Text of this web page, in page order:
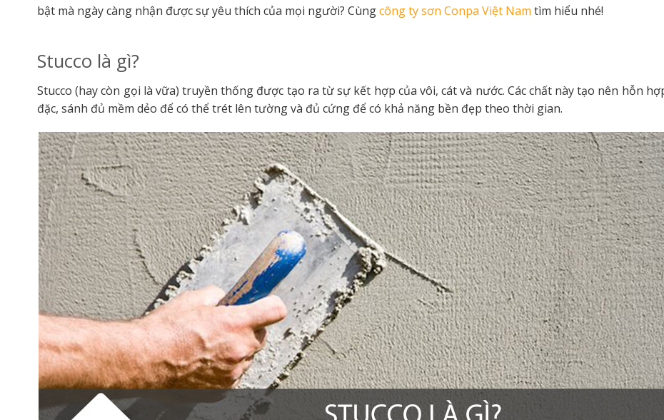
bật mà ngày càng nhận được sự yêu thích của mọi người? Cùngcông ty sơn Conpa Việt Nam tìm hiểu nhé!
Stucco là gì?
Stucco (hay còn gọi là vữa) truyền thống được tạo ra từ sự kết hợp của vôi, cát và nước. Các chất này tạo nên hỗn
đặc, sánh đủ mềm dẻo để có thể trét lên tường và đủ cứng để có khả năng bền đẹp theo thời gian.